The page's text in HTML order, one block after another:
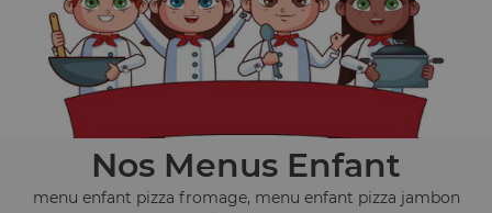
Nos Menus Enfant
menu enfant pizza fromage, menu enfant pizza jambon